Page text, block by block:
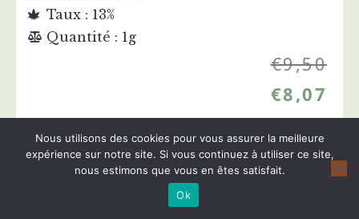
Taux : 13%
Quantité : 1g
€9,50
€8,07
Acheter cette fleur
Plus d'infos sur cette fleur CBD
Nous utilisons des cookies pour vous assurer la meilleure
expérience sur notre site. Si vous continuez à utiliser ce site,
nous estimons que vous en êtes satisfait.
Ok